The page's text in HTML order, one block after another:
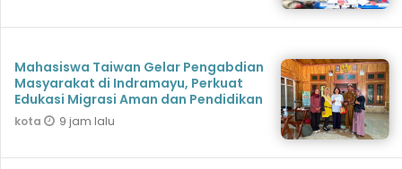
Mahasiswa Taiwan Gelar Pengabdian
Masyarakat di Indramayu, Perkuat
Edukasi Migrasi Aman dan Pendidikan
kota 9 jam lalu